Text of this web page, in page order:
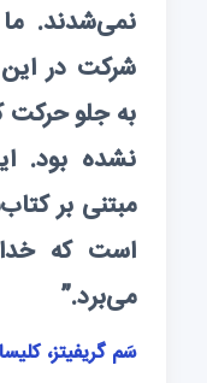
نمی‌شدند.
شرکت در این
به جلو حرکت
نشده بود.
مبتنی بر
است که خدا
می‌برد.”
سَم گریفیتز،